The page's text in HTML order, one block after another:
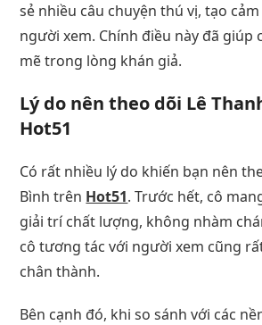
sẻ nhiều câu chuyện thú vị, tạo
người xem. Chính điều này đã giúp
mẽ trong lòng khán giả.
Lý do nên theo dõi Lê
Hot51
Có rất nhiều lý do khiến bạn nên
Bình trên Hot51. Trước hết, cô
giải trí chất lượng, không nhàm
cô tương tác với người xem cũng
chân thành.
Bên cạnh đó, khi so sánh với các